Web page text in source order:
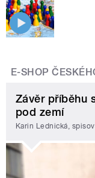
E-SHOP
Závěr příběhu
pod zemí
Karin Lednická,